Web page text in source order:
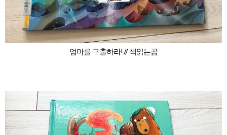
엄마를 구출하라! // 책읽는곰